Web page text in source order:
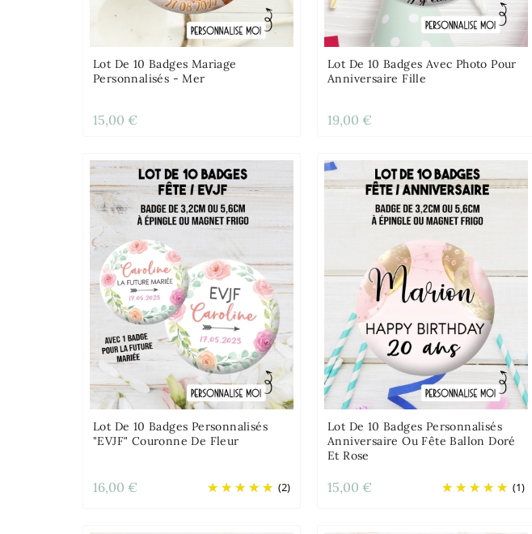
Lot De 10 Badges Mariage
Personnalisés - Mer
15,00 €
Lot De 10 Badges Avec Photo Pour
Anniversaire Fille
19,00 €
Lot De 10 Badges Personnalisés
"EVJF" Couronne De Fleur
(2)
16,00 €
Lot De 10 Badges Personnalisés
Anniversaire Ou Fête Ballon Doré
Et Rose
(1)
15,00 €